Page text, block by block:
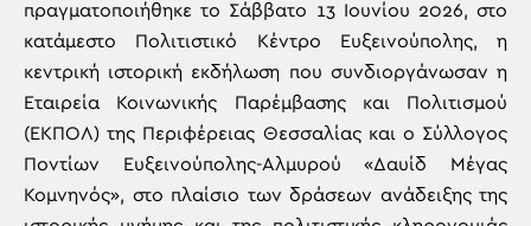
πραγματοποιήθηκε το Σάββατο 13 Ιουνίου 2026, στο
κατάμεστο Πολιτιστικό Κέντρο Ευξεινούπολης, η
κεντρική ιστορική εκδήλωση που συνδιοργάνωσαν η
Εταιρεία Κοινωνικής Παρέμβασης και Πολιτισμού
(ΕΚΠΟΛ) της Περιφέρειας Θεσσαλίας και ο Σύλλογος
Ποντίων Ευξεινούπολης-Αλμυρού «Δαυίδ Μέγας
Κομνηνός», στο πλαίσιο των δράσεων ανάδειξης της